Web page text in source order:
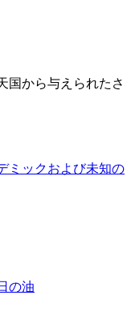
国から与えられたさ
ミックおよび未知の
の油